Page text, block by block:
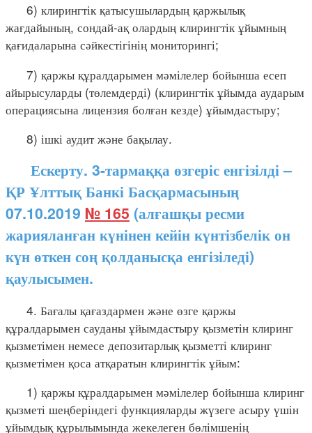
6) клирингтік қатысушылардың қаржылық
жағдайының, сондай-ақ олардың клирингтік ұйымның
қағидаларына сәйкестігінің мониторингі;
7) қаржы құралдарымен мәмілелер бойынша есеп
айырысуларды (төлемдерді) (клирингтік ұйымда аударым
операциясына лицензия болған кезде) ұйымдастыру;
8) ішкі аудит және бақылау.
Ескерту. 3-тармаққа өзгеріс енгізілді –
ҚР Ұлттық Банкі Басқармасының
07.10.2019 № 165 (алғашқы ресми
жарияланған күнінен кейін күнтізбелік он
күн өткен соң қолданысқа енгізіледі)
қаулысымен.
4. Бағалы қағаздармен және өзге қаржы
құралдарымен сауданы ұйымдастыру қызметін клиринг
қызметімен немесе депозитарлық қызметті клиринг
қызметімен қоса атқаратын клирингтік ұйым:
1) қаржы құралдарымен мәмілелер бойынша клиринг
қызметі шеңберіндегі функцияларды жүзеге асыру үшін
ұйымдық құрылымында жекелеген бөлімшенің